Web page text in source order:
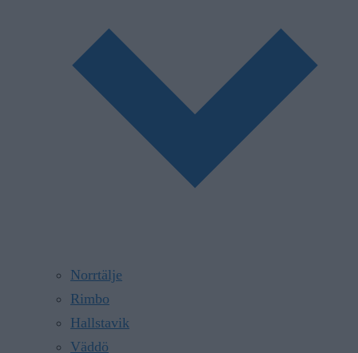
Norrtälje
Rimbo
Hallstavik
Väddö